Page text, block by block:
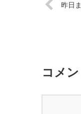
昨日
コメン